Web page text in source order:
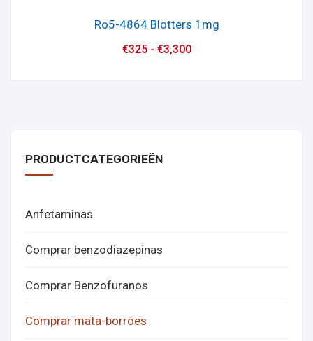
Ro5-4864 Blotters 1mg
€325- €3,300
PRODUCTCATEGORIEËN
Anfetaminas
Comprar benzodiazepinas
Comprar Benzofuranos
Comprar mata-borrões